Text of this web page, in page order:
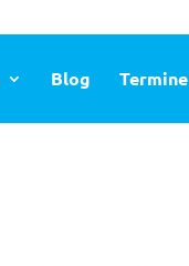
Blog Termine